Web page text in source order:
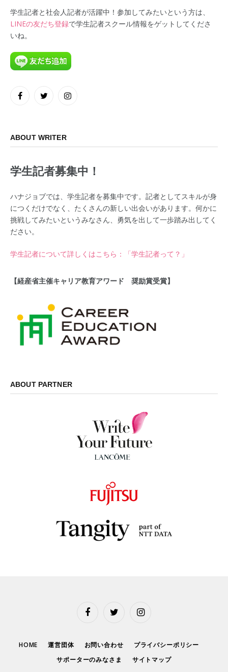
学生記者と社会人記者が活躍中！参加してみたいという方は、
LINEの友だち登録で学生記者スクール情報をゲットしてくださ
いね。
FacebookTwitter Instagram
ABOUT WRITER
学生記者募集中！
ハナジョブでは、学生記者を募集中です。記者としてスキルが身
につくだけでなく、たくさんの新しい出会いがあります。何かに
挑戦してみたいというみなさん、勇気を出して一歩踏み出してく
ださい。
学生記者について詳しくはこちら：「学生記者って？」
【経産省主催キャリア教育アワード 奨励賞受賞】
ABOUT PARTNER
FacebookTwitter Instagram
HOME 運営団体 お問い合わせ
プライバシーポリシー
サポーターのみなさま
サイトマップ